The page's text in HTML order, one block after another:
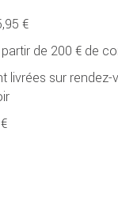
€
de 200 € de
livrées sur